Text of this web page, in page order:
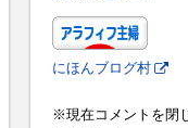
にほんブログ村
※現在コメントを閉